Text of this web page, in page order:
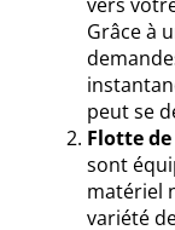
Grâce à
peut se
Flotte
sont
matériel
variété